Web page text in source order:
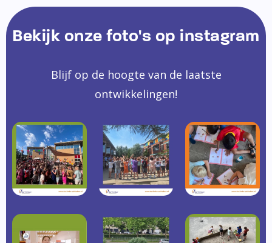
Bekijk onze foto's op instagram
Blijf op de hoogte van de laatste
ontwikkelingen!